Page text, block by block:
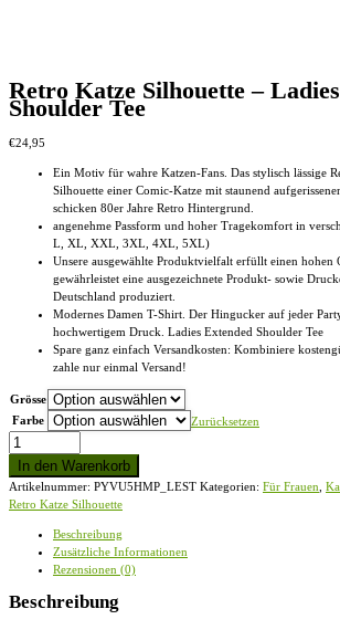
Retro Katze Silhouette –
Shoulder Tee
€24,95
Ein Motiv für wahre Katzen-Fans. Das stylisch lässige
Silhouette einer Comic-Katze mit staunend
schicken 80er Jahre Retro Hintergrund.
angenehme Passform und hoher Tragekomfort in
L, XL, XXL, 3XL, 4XL, 5XL)
Unsere ausgewählte Produktvielfalt erfüllt einen hohen
gewährleistet eine ausgezeichnete Produkt- sowie
Deutschland produziert.
Modernes Damen T-Shirt. Der Hingucker auf jeder
hochwertigem Druck. Ladies Extended Shoulder Tee
Spare ganz einfach Versandkosten: Kombiniere
zahle nur einmal Versand!
Grösse
Farbe
Zurücksetzen
Retro
Katze
Silhouette
-
Ladies
Extended
Shoulder
In den Warenkorb
Artikelnummer: PYVU5HMP_LEST Kategorien: Für Frauen
Retro Katze Silhouette
Beschreibung
Zusätzliche Informationen
Rezensionen (0)
Beschreibung